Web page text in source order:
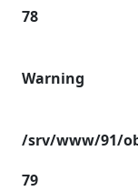
78
Warning
/srv/www/91/
79